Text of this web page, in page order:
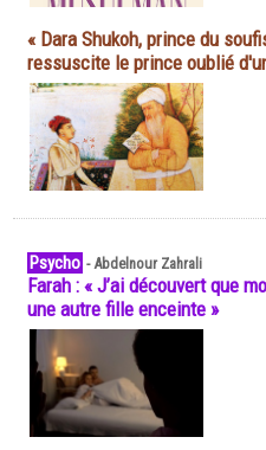
« Dara Shukoh, prince du
ressuscite le prince oublié
Psycho -Abdelnour Zahrali
Farah : « J’ai découvert que
une autre fille enceinte »